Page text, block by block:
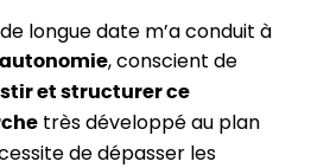
longue date m’a conduit à
autonomie, conscient de
et structurer ce
très développé au plan
de dépasser les